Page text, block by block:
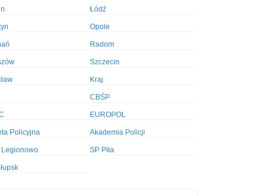
Łódź
Opole
Radom
Szczecin
Kraj
CBŚP
EUROPOL
Policyjna Akademia Policji
Legionowo SP Piła